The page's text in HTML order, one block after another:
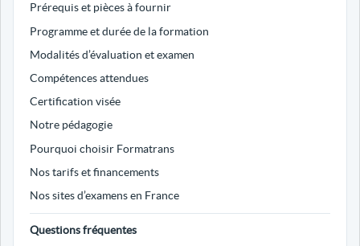
Prérequis et pièces à fournir
Programme et durée de la formation
Modalités d’évaluation et examen
Compétences attendues
Certification visée
Notre pédagogie
Pourquoi choisir Formatrans
Nos tarifs et financements
Nos sites d’examens en France
Questions fréquentes